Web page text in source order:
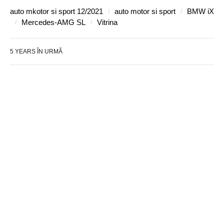
auto mkotor si sport 12/2021 auto motor si sport
BMW iX
Mercedes-AMG SL
Vitrina
5 YEARS ÎN URMĂ